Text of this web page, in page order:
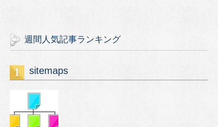
週間人気記事ランキング
sitemaps